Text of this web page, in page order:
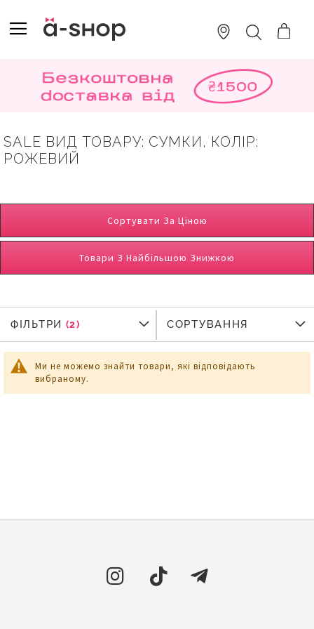
TO
CONTENT
ПОШУК
SALE ВИД ТОВАРУ: СУМКИ, КОЛІР:
РОЖЕВИЙ
Сортувати За Ціною
Товари З Найбільшою Знижкою
Ми не можемо знайти товари, які відповідають
вибраному.
ФІЛЬТРИ
ФІЛЬТРИ СОРТУВАННЯ